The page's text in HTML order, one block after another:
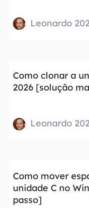
Leonardo
Como clonar a
2026 [solução
Leonardo
Como mover
unidade C no
passo]